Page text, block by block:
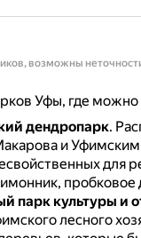
возможны
Уфы, где можно
дендропарк.
и
для
пробковое
парк культуры и
лесного